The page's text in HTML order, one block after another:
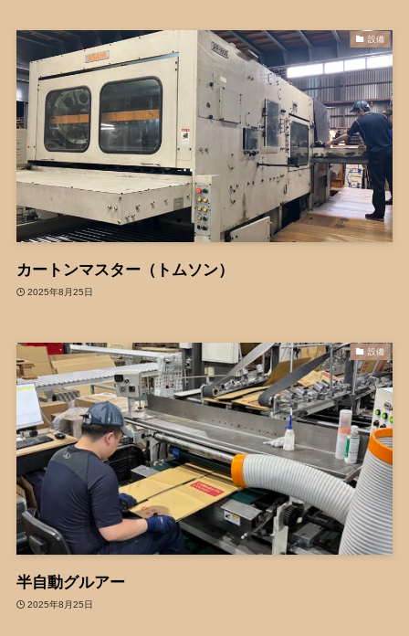
設備
カートンマスター（トムソン）
2025年8月25日
設備
半自動グルアー
2025年8月25日